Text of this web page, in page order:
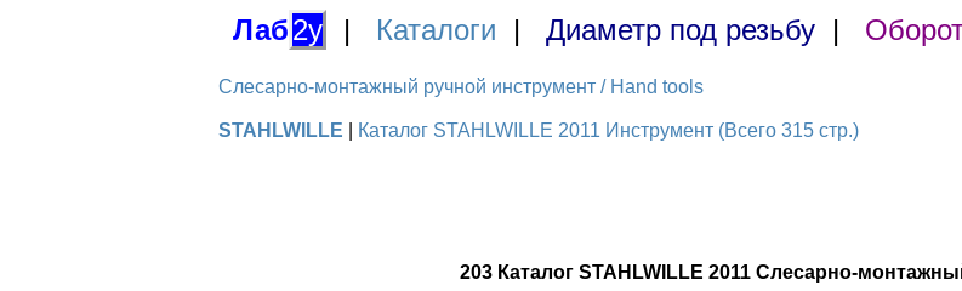
Лаб2у | Каталоги | Диаметр под резьбу |
Слесарно-монтажный ручной инструмент / Hand tools
STAHLWILLE Каталог STAHLWILLE 2011 Инструмент (Всего 315 стр.)
203 Каталог STAHLWILLE 2011 Слесарно-